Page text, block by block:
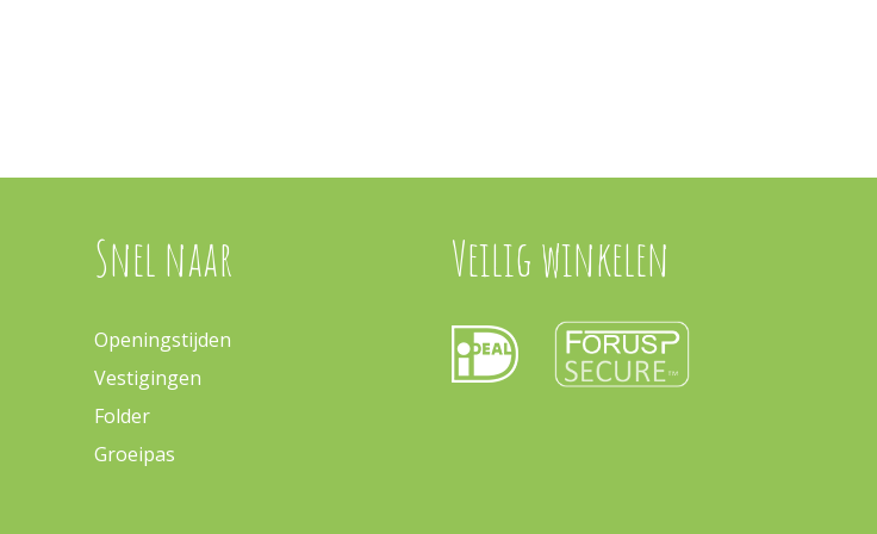
Snel naar
Openingstijden
Vestigingen
Folder
Groeipas
Veilig winkelen